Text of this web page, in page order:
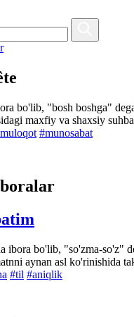
bo'lib, "bosh boshga"
maxfiy va shaxsiy
#munosabat
ibora bo'lib, "so'zma-so'z"
aynan asl ko'rinishida
#til #aniqlik